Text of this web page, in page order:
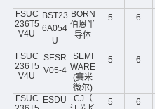
FSUC
236T5
V4U
BST23
6A054
U
BORN
伯恩半
导体
5 6
FSUC
236T5
V4U
SESR
V05-4
SEMI
WARE
(赛米
微尔)
5 6
FSUC ESDU
CJ（
5 6